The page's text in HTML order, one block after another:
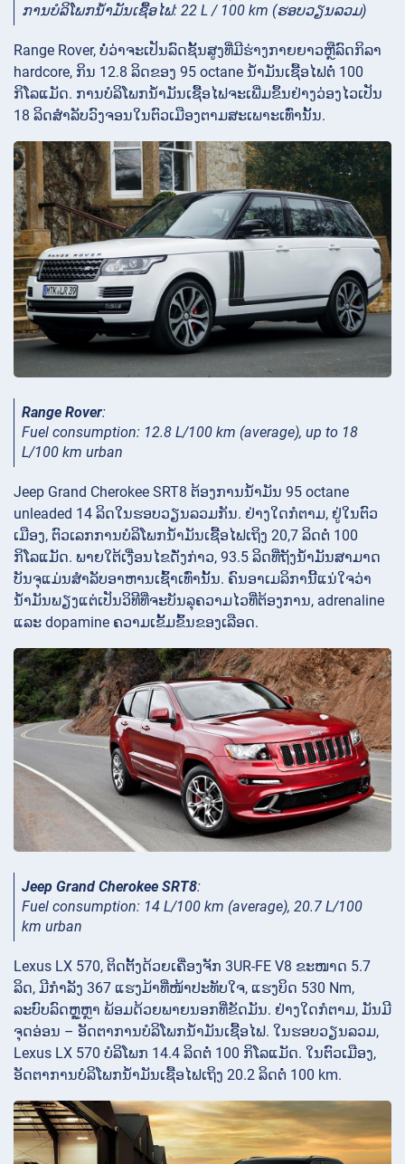
ການ​ບໍ​ລິ​ໂພກ​ນໍ້າ​ມັນ​ເຊື້ອ​ໄຟ​: 22 L / 100 km (ຮອບ​ວຽນ​ລວມ​)
Range Rover, ບໍ່ວ່າຈະເປັນລົດຊັ້ນສູງທີ່ມີຮ່າງກາຍຍາວຫຼືລົດກິລາ
hardcore, ກິນ 12.8 ລິດຂອງ 95 octane ນໍ້າມັນເຊື້ອໄຟຕໍ່ 100
ກິໂລແມັດ. ການ​ບໍ​ລິ​ໂພກ​ນໍ້າ​ມັນ​ເຊື້ອ​ໄຟ​ຈະ​ເພີ່ມ​ຂຶ້ນ​ຢ່າງ​ວ່ອງ​ໄວ​ເປັນ
18 ລິດ​ສໍາ​ລັບ​ວົງ​ຈອນ​ໃນ​ຕົວ​ເມືອງ​ຕາມ​ສະ​ເພາະ​ເທົ່າ​ນັ້ນ​.
Range Rover:
Fuel consumption: 12.8 L/100 km (average), up to 18
L/100 km urban
Jeep Grand Cherokee SRT8 ຕ້ອງການນ້ຳມັນ 95 octane
unleaded 14 ລິດໃນຮອບວຽນລວມກັນ. ຢ່າງໃດກໍຕາມ, ຢູ່ໃນຕົວ
ເມືອງ, ຕົວເລກການບໍລິໂພກນໍ້າມັນເຊື້ອໄຟເຖິງ 20,7 ລິດຕໍ່ 100
ກິໂລແມັດ. ພາຍໃຕ້ເງື່ອນໄຂດັ່ງກ່າວ, 93.5 ລິດທີ່ຖັງນໍ້າມັນສາມາດ
ບັນຈຸແມ່ນສໍາລັບອາຫານເຊົ້າເທົ່ານັ້ນ. ຄົນອາເມລິການີ້ແນ່ໃຈວ່າ
ນໍ້າມັນພຽງແຕ່ເປັນວິທີທີ່ຈະບັນລຸຄວາມໄວທີ່ຕ້ອງການ, adrenaline
ແລະ dopamine ຄວາມເຂັ້ມຂົ້ນຂອງເລືອດ.
Jeep Grand Cherokee SRT8:
Fuel consumption: 14 L/100 km (average), 20.7 L/100
km urban
Lexus LX 570, ຕິດຕັ້ງດ້ວຍເຄື່ອງຈັກ 3UR-FE V8 ຂະໜາດ 5.7
ລິດ, ມີກຳລັງ 367 ແຮງມ້າທີ່ໜ້າປະທັບໃຈ, ແຮງບິດ 530 Nm,
ລະບົບລົດຫຼູຫຼາ ພ້ອມດ້ວຍພາຍນອກທີ່ຂັດມັນ. ຢ່າງໃດກໍຕາມ, ມັນມີ
ຈຸດອ່ອນ – ອັດຕາການບໍລິໂພກນໍ້າມັນເຊື້ອໄຟ. ໃນຮອບວຽນລວມ,
Lexus LX 570 ບໍລິໂພກ 14.4 ລິດຕໍ່ 100 ກິໂລແມັດ. ໃນ​ຕົວ​ເມືອງ,
ອັດ​ຕາ​ການ​ບໍ​ລິ​ໂພກ​ນໍ້າ​ມັນ​ເຊື້ອ​ໄຟ​ເຖິງ 20.2 ລິດ​ຕໍ່ 100 km.